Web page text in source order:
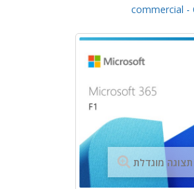
commercial -
תצוגה מוגדלת